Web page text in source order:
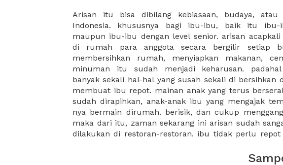
Arisan itu bisa dibilang kebiasaan, budaya,
Indonesia. khususnya bagi ibu-ibu, baik itu ibu-
maupun ibu-ibu dengan level senior. arisan acapkali
di rumah para anggota secara bergilir setiap
membersihkan rumah, menyiapkan makanan,
minuman itu sudah menjadi keharusan.
banyak sekali hal-hal yang susah sekali di bersihkan
membuat ibu repot. mainan anak yang terus
sudah dirapihkan, anak-anak ibu yang mengajak
nya bermain dirumah. berisik, dan cukup
maka dari itu, zaman sekarang ini arisan sudah
dilakukan di restoran-restoran. ibu tidak perlu repot
atau memesan catering dalam jumlah besar. tapi
restoran biasanya terdapat juga pengunjung yang
memesan jauh-jauh hari untuk jumlah orang yang
jika restoran langganan ibu sudah full booked, ibu
mencari alternatif option dengan tempat dan harga
sesuai dengan hati ibu. nah, ibu harus tahu jika
membantu kebutuhan ibu untuk melakukan arisan.
masukan hari dan waktunya, pax untuk anggota
arisan.. dan semuanya akan muncul di layar hape
pilihan tempat yang sesuai dengan pilihan paket dan